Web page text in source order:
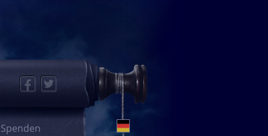
Facebook
Twitter
Spenden